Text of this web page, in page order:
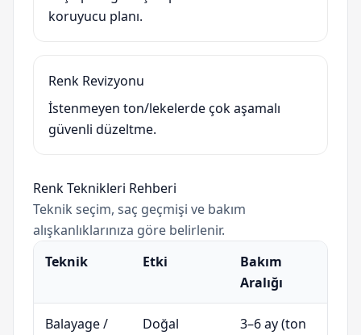
koruyucu planı.
Renk Revizyonu
İstenmeyen ton/lekelerde çok aşamalı
güvenli düzeltme.
Renk Teknikleri Rehberi
Teknik seçim, saç geçmişi ve bakım
alışkanlıklarınıza göre belirlenir.
Teknik
Etki
Bakım
Aralığı
Balayage /
Doğal
3–6 ay (ton